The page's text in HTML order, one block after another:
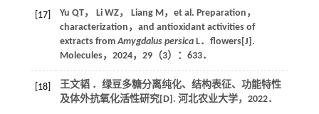
[17] Yu QT， Li WZ， Liang M ，et al. Preparation，
characterization，and antioxidant activities of
extracts fromAmygdalus persicaL．flowers[J].
Molecules， 2024， 29（3）：633．
[18]
王文韬 ．绿豆多糖分离纯化、结构表征、功能特性
及体外抗氧化活性研究[D]. 河北农业大学， 2022．